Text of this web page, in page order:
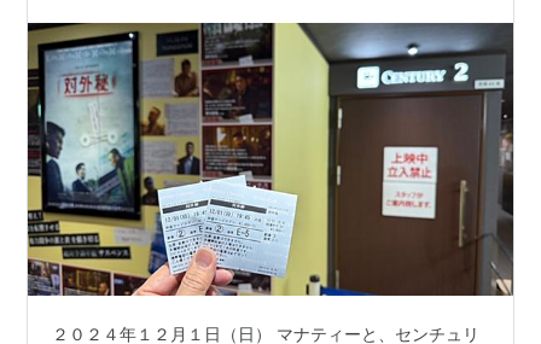
２０２４年１２月１日（日） マナティーと、センチュリ